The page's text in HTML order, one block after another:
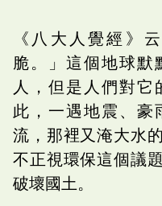
《八大人覺經》
脆。」這個地球默
人，但是人們對它
此，一遇地震、豪
流，那裡又淹大水
不正視環保這個議
破壞國土。